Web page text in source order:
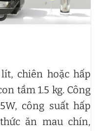
chiên hoặc hấp
tầm 1.5 kg. Công
công suất hấp
ăn mau chín,